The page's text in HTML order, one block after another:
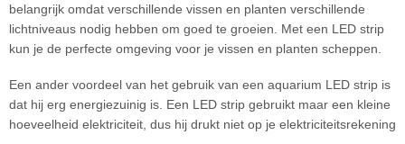
belangrijk omdat verschillende vissen en planten verschillende
lichtniveaus nodig hebben om goed te groeien. Met een LED strip
kun je de perfecte omgeving voor je vissen en planten scheppen.
Een ander voordeel van het gebruik van een aquarium LED strip is
dat hij erg energiezuinig is. Een LED strip gebruikt maar een kleine
hoeveelheid elektriciteit, dus hij drukt niet op je elektriciteitsrekening